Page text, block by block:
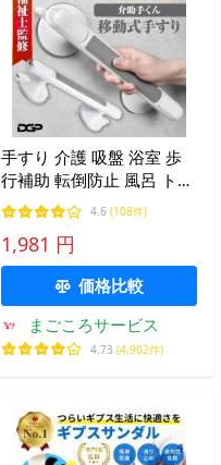
手すり 介護 吸盤 浴室 歩
行補助 転倒防止 風呂 トイ
レ 安全 補助 介助手くん
4.6 (108件)
1,981 円
価格比較
まごころサービス
4.73 (4,902件)